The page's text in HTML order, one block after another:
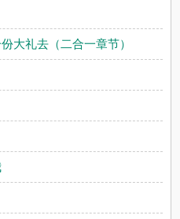
大礼去（二合一章节）